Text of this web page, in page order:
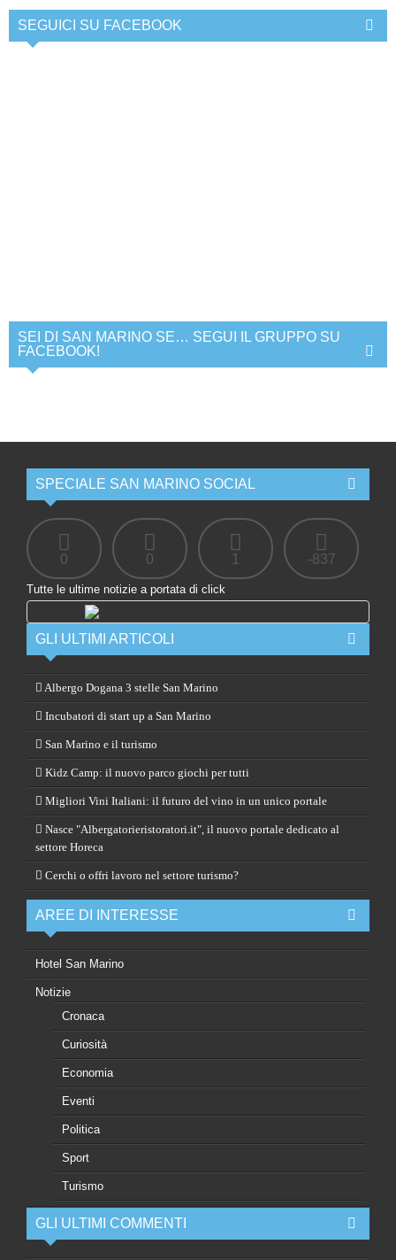
SEGUICI SU FACEBOOK
SEI DI SAN MARINO SE… SEGUI IL GRUPPO SU
FACEBOOK!
SPECIALE SAN MARINO SOCIAL
0 0 1 -837
Tutte le ultime notizie a portata di click
GLI ULTIMI ARTICOLI
Albergo Dogana 3 stelle San Marino
Incubatori di start up a San Marino
San Marino e il turismo
Kidz Camp: il nuovo parco giochi per tutti
Migliori Vini Italiani: il futuro del vino in un unico portale
Nasce "Albergatorieristoratori.it", il nuovo portale dedicato al
settore Horeca
Cerchi o offri lavoro nel settore turismo?
AREE DI INTERESSE
Hotel San Marino
Notizie
Cronaca
Curiosità
Economia
Eventi
Politica
Sport
Turismo
GLI ULTIMI COMMENTI